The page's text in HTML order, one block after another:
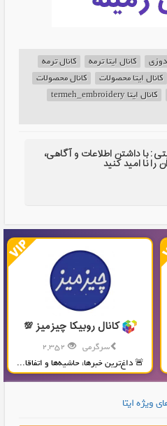
کانال ایتا ترمه
کانال ترمه
کانال ایتا محصولات
کانال محصولات
کانال ایتا termeh_embroidery
با داشتن اطلاعات و آگاهی،
را نا امید کنید
کانال روبیکا چیزمیز 💯
سرگرمی
🚨 داغ‌ترین خبرها، حاشیه‌ها و اتفاقا...
ویژه ایتا